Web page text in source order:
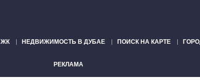
НЕДВИЖИМОСТЬ В ДУБАЕ ПОИСК НА КАРТЕ
РЕКЛАМА